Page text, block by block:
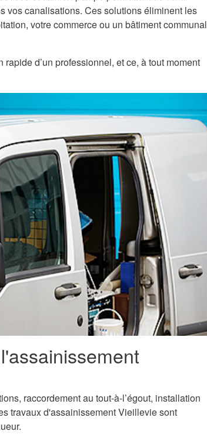
vos canalisations. Ces solutions éliminent les
votre commerce ou un bâtiment communal
d’un professionnel, et ce, à tout moment
raccordement au tout-à-l’égout, installation
travaux d'assainissement Vieillevie sont